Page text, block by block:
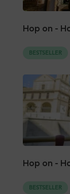
Hop on -
BESTSELLER
Hop on -
BESTSELLER